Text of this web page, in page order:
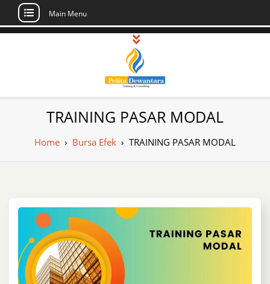
Skip
Main Menu
Pusat Pelatihan
dan Sertifikasi –
Daftar Training
Sertifikasi di Indonesia
TRAINING PASAR MODAL
Home › Bursa Efek › TRAINING PASAR MODAL